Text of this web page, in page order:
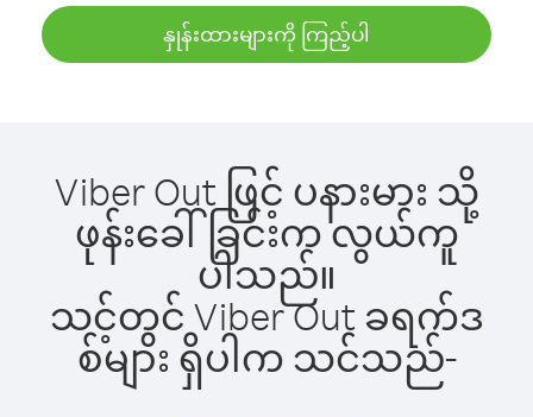
နှုန်းထားများကို ကြည့်ပါ
Viber Out ဖြင့် ပနားမား သို့
ဖုန်းခေါ်ခြင်းက လွယ်ကူ
ပါသည်။
သင့်တွင် Viber Out ခရက်ဒ
စ်များ ရှိပါက သင်သည်-